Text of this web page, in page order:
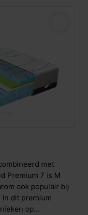
met
Premium 7 is M
ook populair bij
dit premium
op